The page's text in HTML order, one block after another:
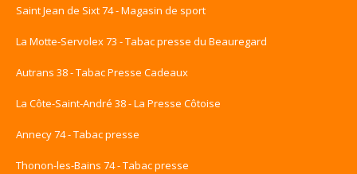
Saint Jean de Sixt 74 - Magasin de sport
La Motte-Servolex 73 - Tabac presse du Beauregard
Autrans 38 - Tabac Presse Cadeaux
La Côte-Saint-André 38 - La Presse Côtoise
Annecy 74 - Tabac presse
Thonon-les-Bains 74 - Tabac presse